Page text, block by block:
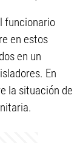
funcionario
en estos
en un
En
la situación de